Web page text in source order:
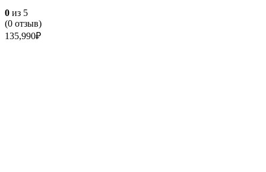
0 из 5
(0 отзыв)
135,990₽